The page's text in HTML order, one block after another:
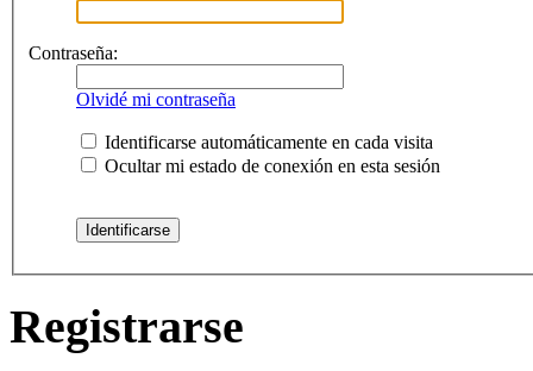
Contraseña:
Olvidé mi contraseña
Identificarse automáticamente en cada visita
Ocultar mi estado de conexión en esta sesión
Registrarse